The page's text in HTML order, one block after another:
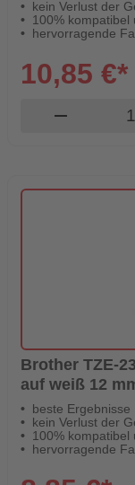
kein Verlust der
100% kompatibel
hervorragende
10,85 €*
remove
Brother TZE-
auf weiß 12
beste Ergebnisse
kein Verlust der
100% kompatibel
hervorragende